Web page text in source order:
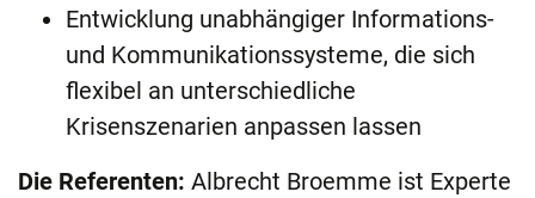
Entwicklung unabhängiger Informations-
und Kommunikationssysteme, die sich
flexibel an unterschiedliche
Krisenszenarien anpassen lassen
Die Referenten: Albrecht Broemme ist Experte